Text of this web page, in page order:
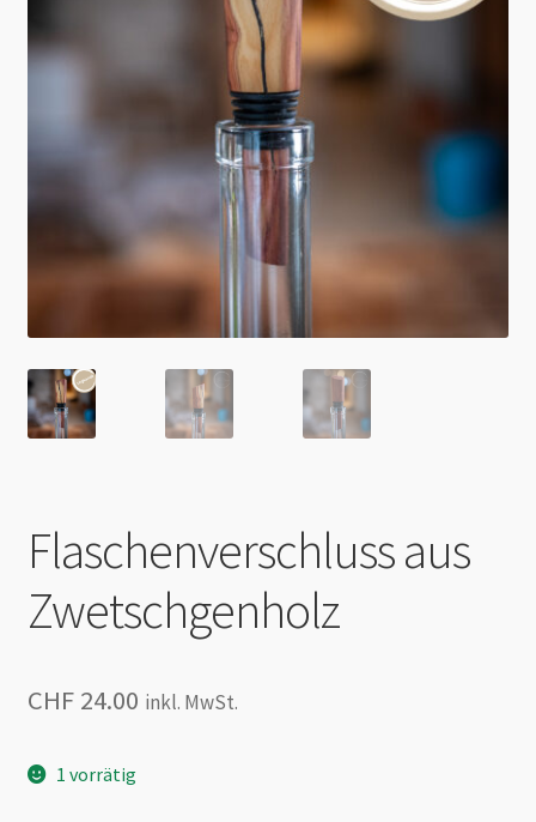
Impressum & Datenschutz
Zahlung & Versand
Flaschenverschluss aus
Zwetschgenholz
CHF24.00 inkl. MwSt.
1 vorrätig